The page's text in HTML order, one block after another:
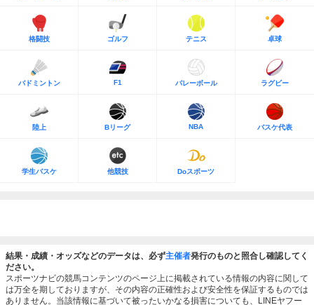
格闘技 ゴルフ テニス 卓球
バドミントン F1 バレーボール ラグビー
陸上 Bリーグ NBA バスケ代表
学生バスケ 他競技 Doスポーツ
結果・成績・オッズなどのデータは、必ず主催者発行のものと照合し確認してく
ださい。
スポーツナビの競馬コンテンツのページ上に掲載されている情報の内容に関して
は万全を期しておりますが、その内容の正確性および安全性を保証するものでは
ありません。当該情報に基づいて被ったいかなる損害についても、LINEヤフー